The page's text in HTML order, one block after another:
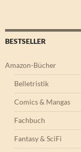
BESTSELLER
Amazon-Bücher
Belletristik
Comics & Mangas
Fachbuch
Fantasy & SciFi